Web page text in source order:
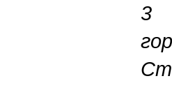
3